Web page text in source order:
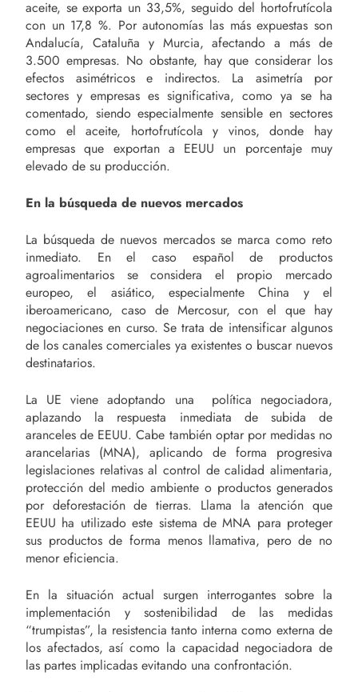
aceite, se exporta un 33,5%, seguido del hortofrutícola
con un 17,8 %. Por autonomías las más expuestas son
Andalucía, Cataluña y Murcia, afectando a más de
3.500 empresas. No obstante, hay que considerar los
efectos asimétricos e indirectos. La asimetría por
sectores y empresas es significativa, como ya se ha
comentado, siendo especialmente sensible en sectores
como el aceite, hortofrutícola y vinos, donde hay
empresas que exportan a EEUU un porcentaje muy
elevado de su producción.
En la búsqueda de nuevos mercados
La búsqueda de nuevos mercados se marca como reto
inmediato. En el caso español de productos
agroalimentarios se considera el propio mercado
europeo, el asiático, especialmente China y el
iberoamericano, caso de Mercosur, con el que hay
negociaciones en curso. Se trata de intensificar algunos
de los canales comerciales ya existentes o buscar nuevos
destinatarios.
La UE viene adoptando una política negociadora,
aplazando la respuesta inmediata de subida de
aranceles de EEUU. Cabe también optar por medidas no
arancelarias (MNA), aplicando de forma progresiva
legislaciones relativas al control de calidad alimentaria,
protección del medio ambiente o productos generados
por deforestación de tierras. Llama la atención que
EEUU ha utilizado este sistema de MNA para proteger
sus productos de forma menos llamativa, pero de no
menor eficiencia.
En la situación actual surgen interrogantes sobre la
implementación y sostenibilidad de las medidas
“trumpistas”, la resistencia tanto interna como externa de
los afectados, así como la capacidad negociadora de
las partes implicadas evitando una confrontación.